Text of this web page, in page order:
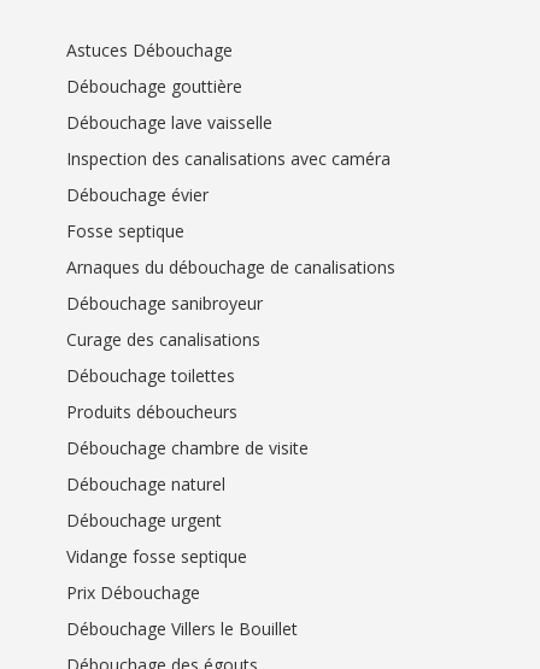
Astuces Débouchage
Débouchage gouttière
Débouchage lave vaisselle
Inspection des canalisations avec caméra
Débouchage évier
Fosse septique
Arnaques du débouchage de canalisations
Débouchage sanibroyeur
Curage des canalisations
Débouchage toilettes
Produits déboucheurs
Débouchage chambre de visite
Débouchage naturel
Débouchage urgent
Vidange fosse septique
Prix Débouchage
Débouchage Villers le Bouillet